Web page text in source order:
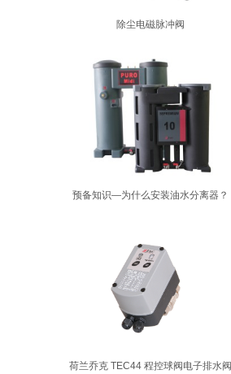
除尘电磁脉冲阀
预备知识—为什么安装油水分离器？
荷兰乔克 TEC44 程控球阀电子排水阀